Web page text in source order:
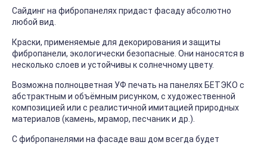
Сайдинг на фибропанелях придаст фасаду абсолютно
любой вид.
Краски, применяемые для декорирования и защиты
фибропанели, экологически безопасные. Они наносятся в
несколько слоев и устойчивы к солнечному цвету.
Возможна полноцветная УФ печать на панелях БЕТЭКО с
абстрактным и объёмным рисунком, с художественной
композицией или с реалистичной имитацией природных
материалов (камень, мрамор, песчаник и др.).
С фибропанелями на фасаде ваш дом всегда будет